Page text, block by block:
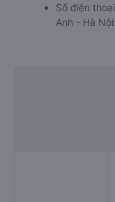
Số điện
Anh - Hà Nội: